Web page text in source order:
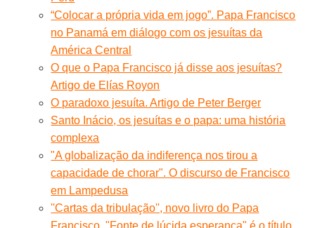
“Colocar a própria vida em jogo”. Papa Francisco
no Panamá em diálogo com os jesuítas da
América Central
O que o Papa Francisco já disse aos jesuítas?
Artigo de Elías Royon
O paradoxo jesuíta. Artigo de Peter Berger
Santo Inácio, os jesuítas e o papa: uma história
complexa
"A globalização da indiferença nos tirou a
capacidade de chorar". O discurso de Francisco
em Lampedusa
''Cartas da tribulação'', novo livro do Papa
Francisco. "Fonte de lúcida esperança" é o título